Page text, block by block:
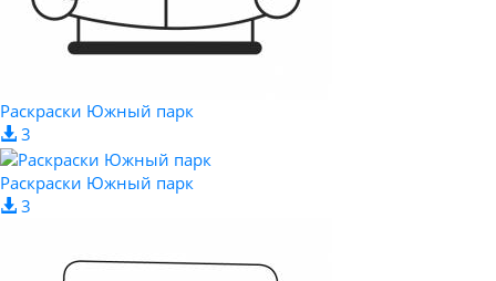
Раскраски Южный парк
3
Раскраски Южный парк
3